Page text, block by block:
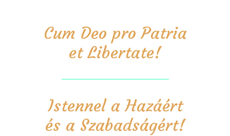
Cum Deo pro Patria
et Libertate!
Istennel a Hazáért
és a Szabadságért!